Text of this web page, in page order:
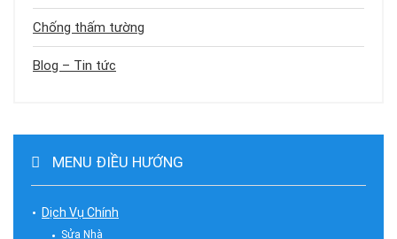
Chống thấm tường
Blog – Tin tức
MENU ĐIỀU HƯỚNG
Dịch Vụ Chính
Sửa Nhà